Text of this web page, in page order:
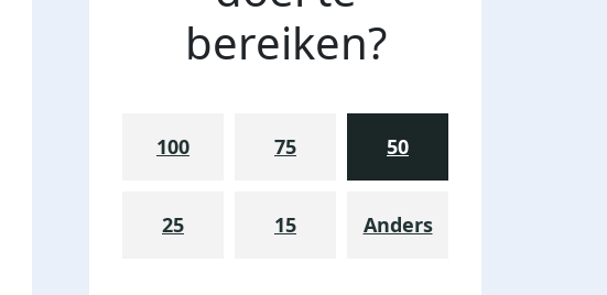
bereiken?
100 75 50
25 15 Anders